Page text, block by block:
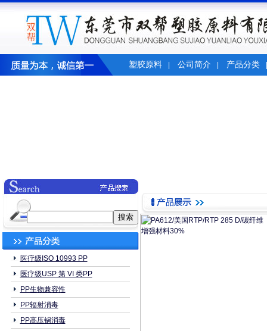
塑胶原料 公司简介 产品分类
医疗级ISO 10993 PP
医疗级USP 第 VI 类PP
PP生物兼容性
PP辐射消毒
PP高压锅消毒